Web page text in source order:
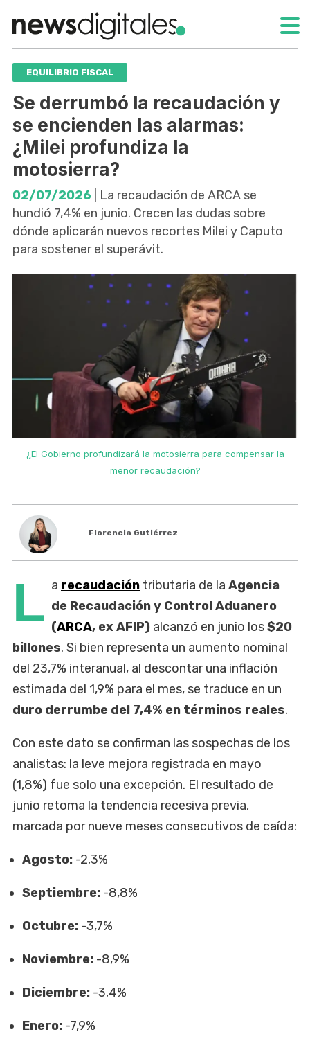
EQUILIBRIO FISCAL
Se derrumbó la recaudación y
se encienden las alarmas:
¿Milei profundiza la
motosierra?
02/07/2026 | La recaudación de ARCA se
hundió 7,4% en junio. Crecen las dudas sobre
dónde aplicarán nuevos recortes Milei y Caputo
para sostener el superávit.
¿El Gobierno profundizará la motosierra para compensar la
menor recaudación?
Florencia Gutiérrez
L a recaudación tributaria de la Agencia
de Recaudación y Control Aduanero
(ARCA, ex AFIP) alcanzó en junio los$20
billones. Si bien representa un aumento nominal
del 23,7% interanual, al descontar una inflación
estimada del 1,9% para el mes, se traduce en un
duro derrumbe del 7,4% en términos reales.
Con este dato se confirman las sospechas de los
analistas: la leve mejora registrada en mayo
(1,8%) fue solo una excepción. El resultado de
junio retoma la tendencia recesiva previa,
marcada por nueve meses consecutivos de caída:
Agosto: -2,3%
Septiembre: -8,8%
Octubre: -3,7%
Noviembre: -8,9%
Diciembre: -3,4%
Enero: -7,9%